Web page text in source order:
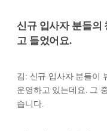
신규 입사자 분들의
고 들었어요.
김: 신규 입사자 분들이
운영하고 있는데요. 그
습니다.